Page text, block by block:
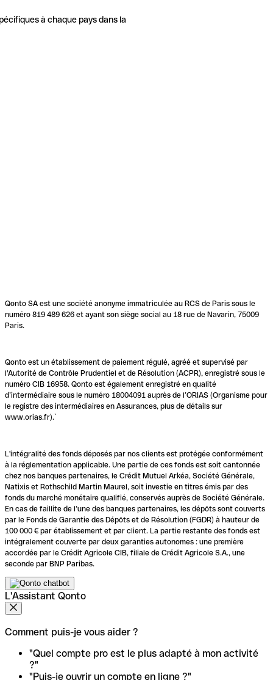
à chaque pays dans la
Qonto SA est une société anonyme immatriculée au RCS de Paris sous le
numéro 819 489 626 et ayant son siège social au 18 rue de Navarin, 75009
Paris.
Qonto est un établissement de paiement régulé, agréé et supervisé par
l'Autorité de Contrôle Prudentiel et de Résolution (ACPR), enregistré sous le
numéro CIB 16958. Qonto est également enregistré en qualité
d’intermédiaire sous le numéro 18004091 auprès de l’ORIAS (Organisme pour
le registre des intermédiaires en Assurances, plus de détails sur
www.orias.fr).`
L'intégralité des fonds déposés par nos clients est protégée conformément
à la réglementation applicable. Une partie de ces fonds est soit cantonnée
chez nos banques partenaires, le Crédit Mutuel Arkéa, Société Générale,
Natixis et Rothschild Martin Maurel, soit investie en titres émis par des
fonds du marché monétaire qualifié, conservés auprès de Société Générale.
En cas de faillite de l’une des banques partenaires, les dépôts sont couverts
par le Fonds de Garantie des Dépôts et de Résolution (FGDR) à hauteur de
100 000 € par établissement et par client. La partie restante des fonds est
intégralement couverte par deux garanties autonomes : une première
accordée par le Crédit Agricole CIB, filiale de Crédit Agricole S.A., une
seconde par BNP Paribas.
L'Assistant Qonto
Comment puis-je vous aider ?
"Quel compte pro est le plus adapté à mon activité
?"
"Puis-je ouvrir un compte en ligne ?"